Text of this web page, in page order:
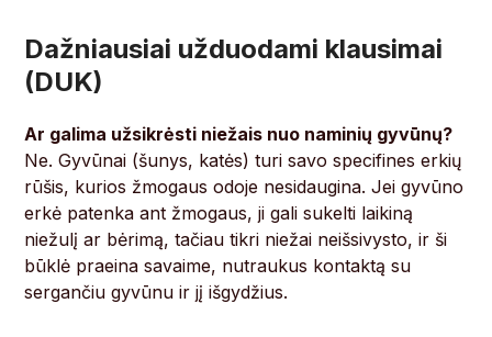
Dažniausiai užduodami klausimai
(DUK)
Ar galima užsikrėsti niežais nuo naminių gyvūnų?
Ne. Gyvūnai (šunys, katės) turi savo specifines erkių
rūšis, kurios žmogaus odoje nesidaugina. Jei gyvūno
erkė patenka ant žmogaus, ji gali sukelti laikiną
niežulį ar bėrimą, tačiau tikri niežai neišsivysto, ir ši
būklė praeina savaime, nutraukus kontaktą su
sergančiu gyvūnu ir jį išgydžius.